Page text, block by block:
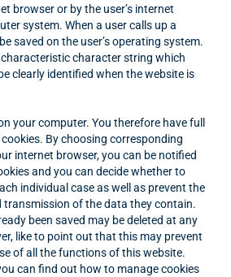
browser or by the user’s internet
system. When a user calls up a
saved on the user’s operating system.
character string which
clearly identified when the website is
your computer. You therefore have full
By choosing corresponding
internet browser, you can be notified
and you can decide whether to
individual case as well as prevent the
transmission of the data they contain.
been saved may be deleted at any
like to point out that this may prevent
of all the functions of this website.
can find out how to manage cookies